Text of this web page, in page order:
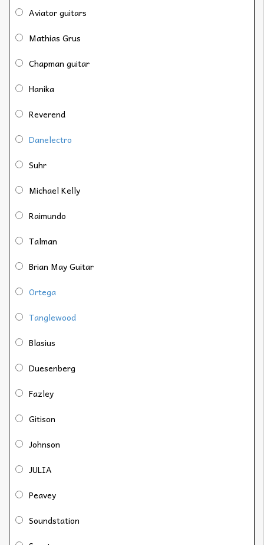
Aviator guitars
Mathias Grus
Chapman guitar
Hanika
Reverend
Danelectro
Suhr
Michael Kelly
Raimundo
Talman
Brian May Guitar
Ortega
Tanglewood
Blasius
Duesenberg
Fazley
Gitison
Johnson
JULIA
Peavey
Soundstation